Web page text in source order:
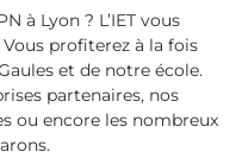
à Lyon ? L’IET vous
profiterez à la fois
et de notre école.
partenaires, nos
ou encore les nombreux